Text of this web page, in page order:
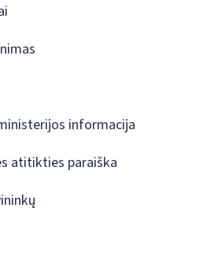
informacija
atitikties paraiška